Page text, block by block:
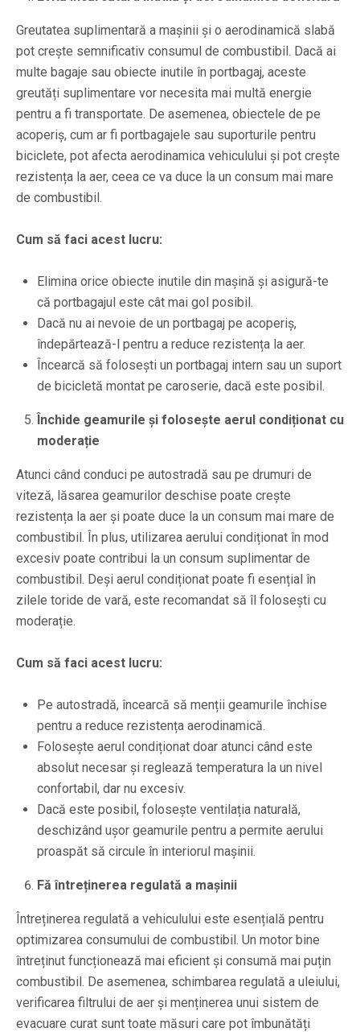
Greutatea suplimentară a mașinii și o aerodinamică slabă
pot crește semnificativ consumul de combustibil. Dacă ai
multe bagaje sau obiecte inutile în portbagaj, aceste
greutăți suplimentare vor necesita mai multă energie
pentru a fi transportate. De asemenea, obiectele de pe
acoperiș, cum ar fi portbagajele sau suporturile pentru
biciclete, pot afecta aerodinamica vehiculului și pot crește
rezistența la aer, ceea ce va duce la un consum mai mare
de combustibil.
Cum să faci acest lucru:
Elimina orice obiecte inutile din mașină și asigură-te
că portbagajul este cât mai gol posibil.
Dacă nu ai nevoie de un portbagaj pe acoperiș,
îndepărtează-l pentru a reduce rezistența la aer.
Încearcă să folosești un portbagaj intern sau un suport
de bicicletă montat pe caroserie, dacă este posibil.
Închide geamurile și folosește aerul condiționat cu
moderație
Atunci când conduci pe autostradă sau pe drumuri de
viteză, lăsarea geamurilor deschise poate crește
rezistența la aer și poate duce la un consum mai mare de
combustibil. În plus, utilizarea aerului condiționat în mod
excesiv poate contribui la un consum suplimentar de
combustibil. Deși aerul condiționat poate fi esențial în
zilele toride de vară, este recomandat să îl folosești cu
moderație.
Cum să faci acest lucru:
Pe autostradă, încearcă să menții geamurile închise
pentru a reduce rezistența aerodinamică.
Folosește aerul condiționat doar atunci când este
absolut necesar și reglează temperatura la un nivel
confortabil, dar nu excesiv.
Dacă este posibil, folosește ventilația naturală,
deschizând ușor geamurile pentru a permite aerului
proaspăt să circule în interiorul mașinii.
Fă întreținerea regulată a mașinii
Întreținerea regulată a vehiculului este esențială pentru
optimizarea consumului de combustibil. Un motor bine
întreținut funcționează mai eficient și consumă mai puțin
combustibil. De asemenea, schimbarea regulată a uleiului,
verificarea filtrului de aer și menținerea unui sistem de
evacuare curat sunt toate măsuri care pot îmbunătăți